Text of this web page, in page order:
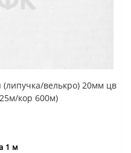
велькро) 20мм цв
кор 600м)
1 м